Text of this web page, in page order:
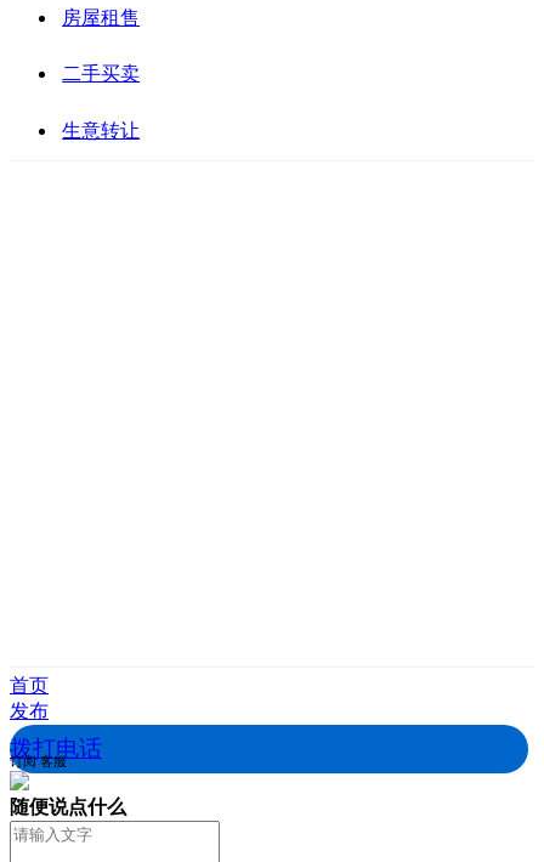
房屋租售
二手买卖
生意转让
首页
发布
拨打电话
订阅 客服
随便说点什么